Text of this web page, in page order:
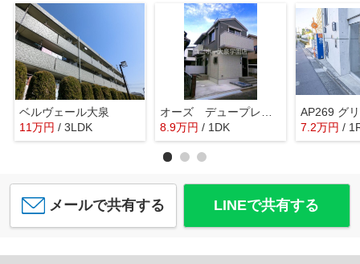
ベルヴェール大泉
11万円 / 3LDK
オーズ デュープレックス
8.9万円 / 1DK 7.2万円 /
メールで共有する LINEで共有する